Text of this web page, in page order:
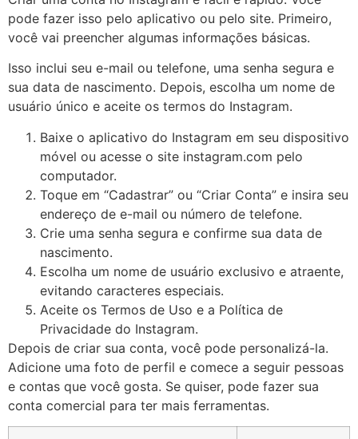
pode fazer isso pelo aplicativo ou pelo site. Primeiro,
você vai preencher algumas informações básicas.
Isso inclui seu e-mail ou telefone, uma senha segura e
sua data de nascimento. Depois, escolha um nome de
usuário único e aceite os termos do Instagram.
Baixe o aplicativo do Instagram em seu dispositivo
móvel ou acesse o site instagram.com pelo
computador.
Toque em “Cadastrar” ou “Criar Conta” e insira seu
endereço de e-mail ou número de telefone.
Crie uma senha segura e confirme sua data de
nascimento.
Escolha um nome de usuário exclusivo e atraente,
evitando caracteres especiais.
Aceite os Termos de Uso e a Política de
Privacidade do Instagram.
Depois de criar sua conta, você pode personalizá-la.
Adicione uma foto de perfil e comece a seguir pessoas
e contas que você gosta. Se quiser, pode fazer sua
conta comercial para ter mais ferramentas.